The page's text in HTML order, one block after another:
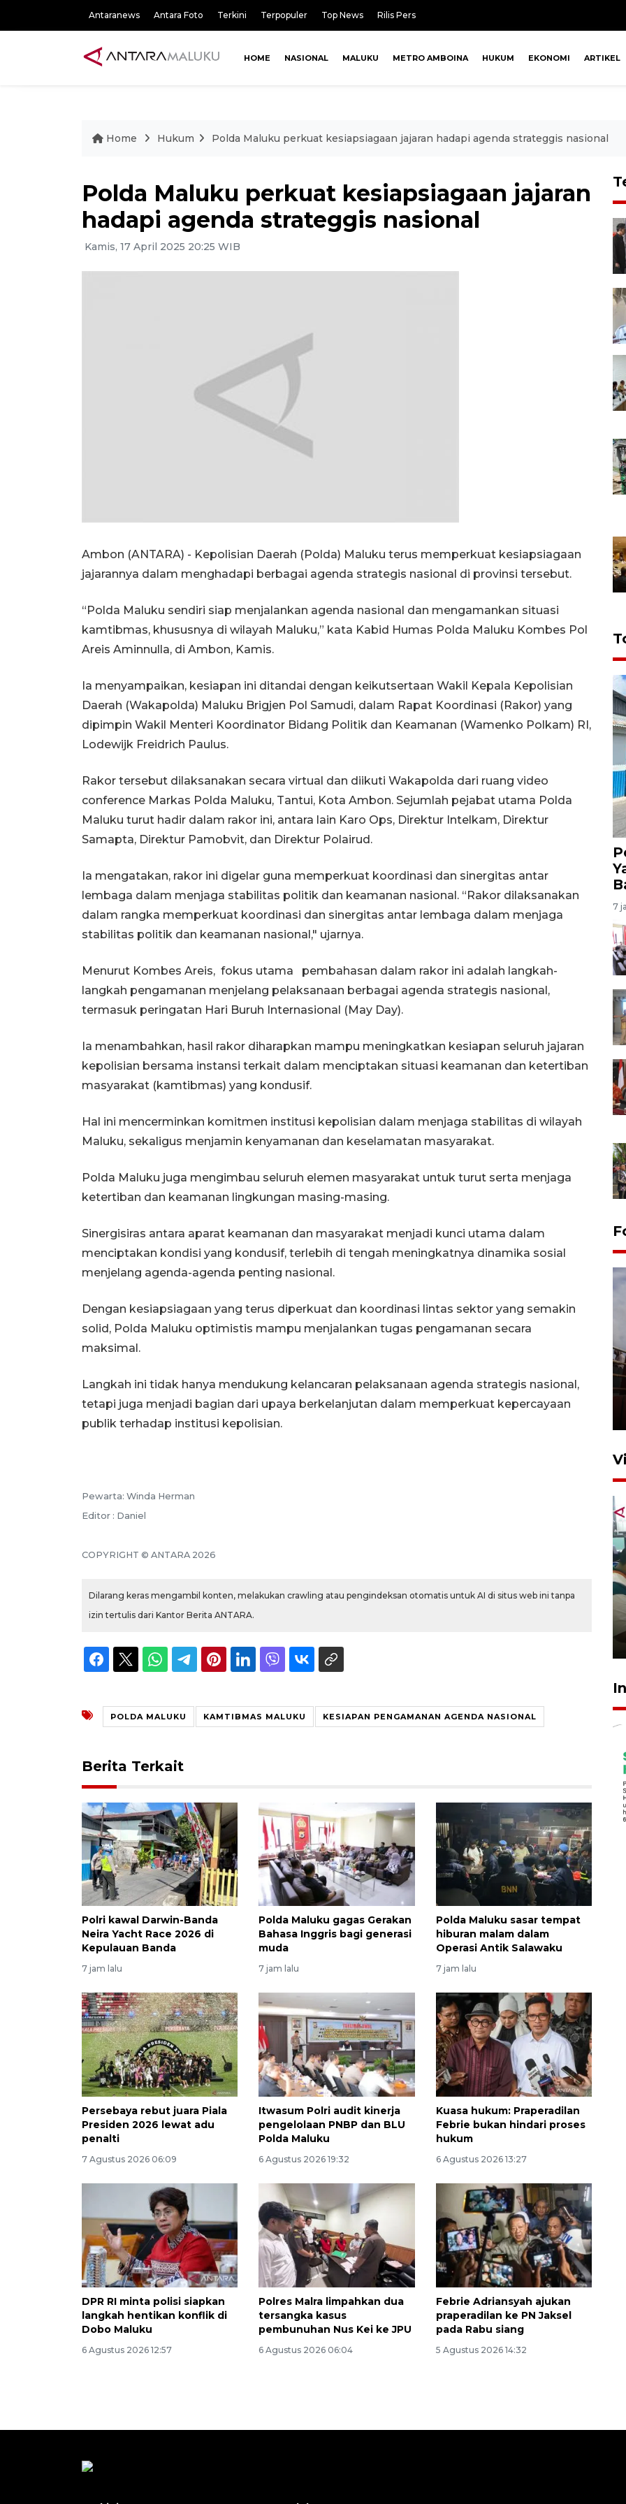
Antaranews Antara Foto Terkini Terpopuler Top News Rilis Pers
HOME NASIONAL MALUKU METRO AMBOINA HUKUM EKONOMI ARTIKEL
Home Hukum Polda Maluku perkuat kesiapsiagaan jajaran hadapi agenda strateggis nasional
Polda Maluku perkuat kesiapsiagaan jajaran
hadapi agenda strateggis nasional
Kamis, 17 April 2025 20:25 WIB
Ambon (ANTARA) - Kepolisian Daerah (Polda) Maluku terus memperkuat kesiapsiagaan
jajarannya dalam menghadapi berbagai agenda strategis nasional di provinsi tersebut.
“Polda Maluku sendiri siap menjalankan agenda nasional dan mengamankan situasi
kamtibmas, khususnya di wilayah Maluku,” kata Kabid Humas Polda Maluku Kombes Pol
Areis Aminnulla, di Ambon, Kamis.
Ia menyampaikan, kesiapan ini ditandai dengan keikutsertaan Wakil Kepala Kepolisian
Daerah (Wakapolda) Maluku Brigjen Pol Samudi, dalam Rapat Koordinasi (Rakor) yang
dipimpin Wakil Menteri Koordinator Bidang Politik dan Keamanan (Wamenko Polkam) RI,
Lodewijk Freidrich Paulus.
Rakor tersebut dilaksanakan secara virtual dan diikuti Wakapolda dari ruang video
conference Markas Polda Maluku, Tantui, Kota Ambon. Sejumlah pejabat utama Polda
Maluku turut hadir dalam rakor ini, antara lain Karo Ops, Direktur Intelkam, Direktur
Samapta, Direktur Pamobvit, dan Direktur Polairud.
Ia mengatakan, rakor ini digelar guna memperkuat koordinasi dan sinergitas antar
lembaga dalam menjaga stabilitas politik dan keamanan nasional. “Rakor dilaksanakan
dalam rangka memperkuat koordinasi dan sinergitas antar lembaga dalam menjaga
stabilitas politik dan keamanan nasional," ujarnya.
Menurut Kombes Areis, fokus utama pembahasan dalam rakor ini adalah langkah-
langkah pengamanan menjelang pelaksanaan berbagai agenda strategis nasional,
termasuk peringatan Hari Buruh Internasional (May Day).
Ia menambahkan, hasil rakor diharapkan mampu meningkatkan kesiapan seluruh jajaran
kepolisian bersama instansi terkait dalam menciptakan situasi keamanan dan ketertiban
masyarakat (kamtibmas) yang kondusif.
Hal ini mencerminkan komitmen institusi kepolisian dalam menjaga stabilitas di wilayah
Maluku, sekaligus menjamin kenyamanan dan keselamatan masyarakat.
Polda Maluku juga mengimbau seluruh elemen masyarakat untuk turut serta menjaga
ketertiban dan keamanan lingkungan masing-masing.
Sinergisiras antara aparat keamanan dan masyarakat menjadi kunci utama dalam
menciptakan kondisi yang kondusif, terlebih di tengah meningkatnya dinamika sosial
menjelang agenda-agenda penting nasional.
Dengan kesiapsiagaan yang terus diperkuat dan koordinasi lintas sektor yang semakin
solid, Polda Maluku optimistis mampu menjalankan tugas pengamanan secara
maksimal.
Langkah ini tidak hanya mendukung kelancaran pelaksanaan agenda strategis nasional,
tetapi juga menjadi bagian dari upaya berkelanjutan dalam memperkuat kepercayaan
publik terhadap institusi kepolisian.
Pewarta: Winda Herman
Editor : Daniel
COPYRIGHT © ANTARA 2026
Dilarang keras mengambil konten, melakukan crawling atau pengindeksan otomatis untuk AI di situs web ini tanpa
izin tertulis dari Kantor Berita ANTARA.
POLDA MALUKU KAMTIBMAS MALUKU KESIAPAN PENGAMANAN AGENDA NASIONAL
Berita Terkait
Polri kawal Darwin-Banda
Neira Yacht Race 2026 di
Kepulauan Banda
7 jam lalu
Polda Maluku gagas Gerakan
Bahasa Inggris bagi generasi
muda
7 jam lalu
Polda Maluku sasar tempat
hiburan malam dalam
Operasi Antik Salawaku
7 jam lalu
Persebaya rebut juara Piala
Presiden 2026 lewat adu
penalti
7 Agustus 2026 06:09
Itwasum Polri audit kinerja
pengelolaan PNBP dan BLU
Polda Maluku
6 Agustus 2026 19:32
Kuasa hukum: Praperadilan
Febrie bukan hindari proses
hukum
6 Agustus 2026 13:27
DPR RI minta polisi siapkan
langkah hentikan konflik di
Dobo Maluku
6 Agustus 2026 12:57
Polres Malra limpahkan dua
tersangka kasus
pembunuhan Nus Kei ke JPU
6 Agustus 2026 06:04
Febrie Adriansyah ajukan
praperadilan ke PN Jaksel
pada Rabu siang
5 Agustus 2026 14:32
7
Unjuk rasa protes penataan
Pasar Higienis
5 Mei 2026 05:32
Ambon ajak semua pihak buka
ruang pada anak di lembaga
Awas penipuan berbasis AI
2026-08-07 13:45:00